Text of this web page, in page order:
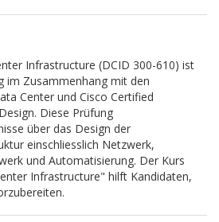
Infrastructure (DCID 300-610) ist
im Zusammenhang mit den
Center und Cisco Certified
Diese Prüfung
über das Design der
einschliesslich Netzwerk,
und Automatisierung. Der Kurs
Infrastructure" hilft Kandidaten,